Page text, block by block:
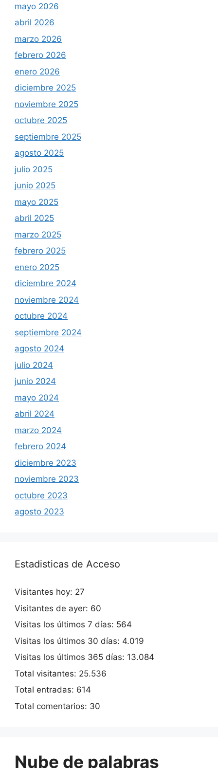
mayo 2026
abril 2026
marzo 2026
febrero 2026
enero 2026
diciembre 2025
noviembre 2025
octubre 2025
septiembre 2025
agosto 2025
julio 2025
junio 2025
mayo 2025
abril 2025
marzo 2025
febrero 2025
enero 2025
diciembre 2024
noviembre 2024
octubre 2024
septiembre 2024
agosto 2024
julio 2024
junio 2024
mayo 2024
abril 2024
marzo 2024
febrero 2024
diciembre 2023
noviembre 2023
octubre 2023
agosto 2023
Estadisticas de Acceso
Visitantes hoy: 27
Visitantes de ayer: 60
Visitas los últimos 7 días: 564
Visitas los últimos 30 días: 4.019
Visitas los últimos 365 días: 13.084
Total visitantes: 25.536
Total entradas: 614
Total comentarios: 30
Nube de palabras